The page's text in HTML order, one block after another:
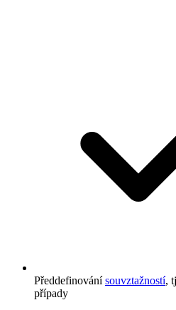
Předdefinovánísouvztažností,
případy